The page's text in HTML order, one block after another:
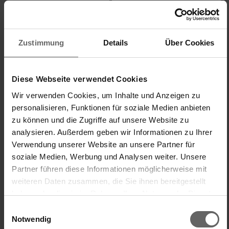
Zustimmung Details Über Cookies
Diese Webseite verwendet Cookies
Wir verwenden Cookies, um Inhalte und Anzeigen zu
personalisieren, Funktionen für soziale Medien anbieten
zu können und die Zugriffe auf unsere Website zu
analysieren. Außerdem geben wir Informationen zu Ihrer
Verwendung unserer Website an unsere Partner für
soziale Medien, Werbung und Analysen weiter. Unsere
Partner führen diese Informationen möglicherweise mit
weiteren Daten zusammen, die Sie ihnen bereitgestellt
haben oder die sie im Rahmen Ihrer Nutzung der Dienste
Cookies, wenn Sie unsere Webseite weiterhin nutzen.
Notwendig
5
O
Oliverio
Deckel hält nicht